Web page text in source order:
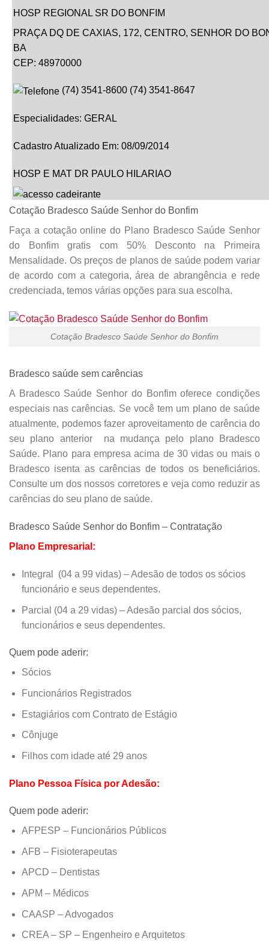
HOSP REGIONAL SR DO BONFIM
PRAÇA DQ DE CAXIAS, 172, CENTRO, SENHOR DO
BA
CEP: 48970000
(74) 3541-8600 (74) 3541-8647
Especialidades: GERAL
Cadastro Atualizado Em: 08/09/2014
HOSP E MAT DR PAULO HILARIAO
BONFIM–BA
CEP: 48970000
( 74)3541-5757
MEDICA, OFTALMOLOGIA,OTORRINOLARINGOLOGIA
ORTOPEDIA,PEDIATRIA,GINECOLOGIA/OBSTETRICIA
CLINICA UAI
R FRANCISCO VITAL,100 , CENTRO,SENHOR DO
BA
CEP: 48970000
(74)3541-3225
Especialidades: PEDIATRIA
Cadastro Atualizado Em :08/09/2014
Cotação Bradesco Saúde Senhor do Bonfim
Faça a cotação online do Plano Bradesco Saúde Senhor
do Bonfim gratis com 50% Desconto na Primeira
Mensalidade. Os preços de planos de saúde podem variar
de acordo com a categoria, área de abrangência e rede
credenciada, temos várias opções para sua escolha.
Cotação Bradesco Saúde Senhor do Bonfim
Bradesco saúde sem carências
A Bradesco Saúde Senhor do Bonfim oferece condições
especiais nas carências. Se você tem um plano de saúde
atualmente, podemos fazer aproveitamento de carência do
seu plano anterior
na mudança pelo plano Bradesco
Saúde. Plano para empresa acima de 30 vidas ou mais o
Bradesco isenta as carências de todos os beneficiários.
Consulte um dos nossos corretores e veja como reduzir as
carências do seu plano de saúde.
Bradesco Saúde Senhor do Bonfim – Contratação
Plano Empresarial:
Integral (04 a 99 vidas) – Adesão de todos os sócios
funcionário e seus dependentes.
Parcial (04 a 29 vidas) – Adesão parcial dos sócios,
funcionários e seus dependentes.
Quem pode aderir:
Sócios
Funcionários Registrados
Estagiários com Contrato de Estágio
Cônjuge
Filhos com idade até 29 anos
Plano Pessoa Física por Adesão:
Quem pode aderir:
AFPESP – Funcionários Públicos
AFB – Fisioterapeutas
APCD – Dentistas
APM – Médicos
CAASP – Advogados
CREA – SP – Engenheiro e Arquitetos